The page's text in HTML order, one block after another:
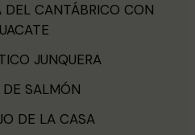
CANTÁBRICO CON
JUNQUERA
DE SALMÓN
DE LA CASA